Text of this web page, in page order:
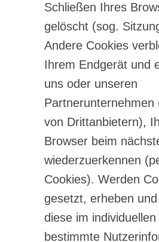
Schließen Ihres
gelöscht (sog.
Andere Cookies
Ihrem Endgerät und
uns oder unseren
Partnerunternehmen
von Drittanbietern),
Browser beim
wiederzuerkennen
Cookies). Werden
gesetzt, erheben
diese im
bestimmte